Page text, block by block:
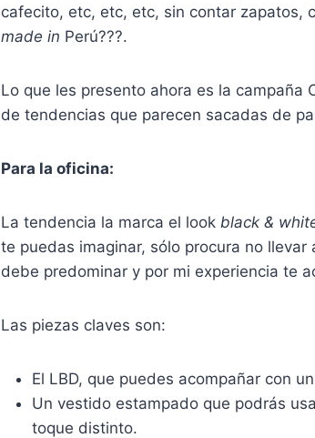
cafecito, etc, etc, etc, sin contar zapatos,
made in Perú???.
Lo que les presento ahora es la campaña
de tendencias que parecen sacadas de
Para la oficina:
La tendencia la marca el look black &
te puedas imaginar, sólo procura no
debe predominar y por mi experiencia te
Las piezas claves son:
El LBD, que puedes acompañar con
Un vestido estampado que podrás
toque distinto.